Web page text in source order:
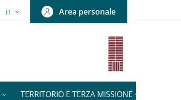
SELETTORE LINGUA: CURRENT LANGUAGE
IT Area personale
TERRITORIO E TERZA MISSIONE